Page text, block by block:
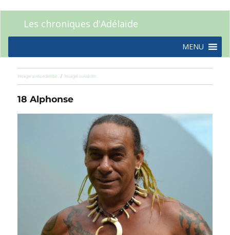
Les chroniques d'Adélaïde
MENU
Image précédente Image suivante
18 Alphonse